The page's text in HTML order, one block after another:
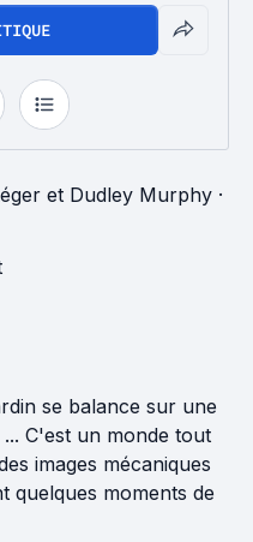
et Dudley Murphy ·
se balance sur une
C'est un monde tout
images mécaniques
quelques moments de